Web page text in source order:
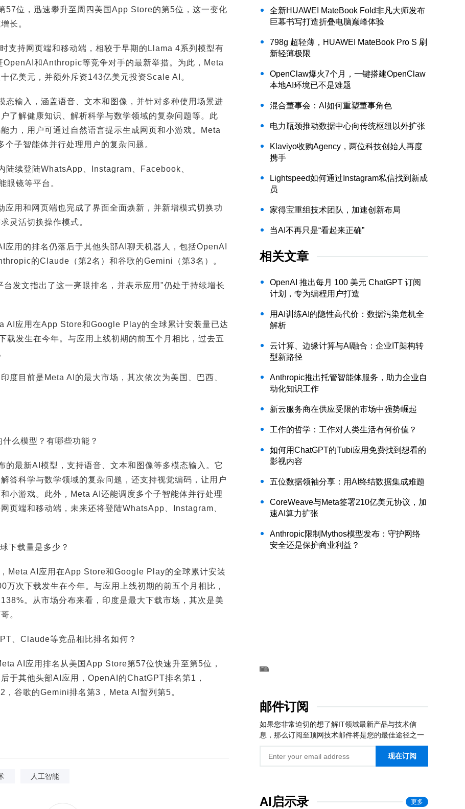
57位，迅速攀升至周四美国App Store的第5位，这一变化
长。
支持网页端和移动端，相较于早期的Llama 4系列模型有
OpenAI和Anthropic等竞争对手的最新举措。为此，Meta
亿美元，并额外斥资143亿美元投资Scale AI。
态输入，涵盖语音、文本和图像，并针对多种使用场景进
了解健康知识、解析科学与数学领域的复杂问题等。此
力，用户可通过自然语言提示生成网页和小游戏。Meta
子智能体并行处理用户的复杂问题。
陆续登陆WhatsApp、Instagram、Facebook、
眼镜等平台。
应用和网页端也完成了界面全面焕新，并新增模式切换功
灵活切换操作模式。
应用的排名仍落后于其他头部AI聊天机器人，包括OpenAI
的Claude（第2名）和谷歌的Gemini（第3名）。
发文指出了这一亮眼排名，并表示应用"仍处于持续增长
AI应用在App Store和Google Play的全球累计安装量已达
载发生在今年。与应用上线初期的前五个月相比，过去五
度目前是Meta AI的最大市场，其次依次为美国、巴西、
么模型？有哪些功能？
最新AI模型，支持语音、文本和图像等多模态输入。它
答科学与数学领域的复杂问题，还支持视觉编码，让用户
小游戏。此外，Meta AI还能调度多个子智能体并行处理
页端和移动端，未来还将登陆WhatsApp、Instagram、
下载量是多少？
Meta AI应用在App Store和Google Play的全球累计安装
万次下载发生在今年。与应用上线初期的前五个月相比，
。从市场分布来看，印度是最大下载市场，其次是美
。
、Claude等竞品相比排名如何？
AI应用排名从美国App Store第57位快速升至第5位，
于其他头部AI应用，OpenAI的ChatGPT排名第1，
谷歌的Gemini排名第3，Meta AI暂列第5。
人工智能
全新HUAWEI MateBook Fold非凡大师发布
巨幕书写打造折叠电脑巅峰体验
798g 超轻薄，HUAWEI MateBook Pro S 刷
新轻薄极限
OpenClaw爆火7个月，一键搭建OpenClaw
本地AI环境已不是难题
混合董事会：AI如何重塑董事角色
电力瓶颈推动数据中心向传统枢纽以外扩张
Klaviyo收购Agency，两位科技创始人再度
携手
Lightspeed如何通过Instagram私信找到新成
员
家得宝重组技术团队，加速创新布局
当AI不再只是“看起来正确”
相关文章
OpenAI 推出每月 100 美元 ChatGPT 订阅
计划，专为编程用户打造
用AI训练AI的隐性高代价：数据污染危机全
解析
云计算、边缘计算与AI融合：企业IT架构转
型新路径
Anthropic推出托管智能体服务，助力企业自
动化知识工作
新云服务商在供应受限的市场中强势崛起
工作的哲学：工作对人类生活有何价值？
如何用ChatGPT的Tubi应用免费找到想看的
影视内容
五位数据领袖分享：用AI终结数据集成难题
CoreWeave与Meta签署210亿美元协议，加
速AI算力扩张
Anthropic限制Mythos模型发布：守护网络
安全还是保护商业利益？
邮件订阅
如果您非常迫切的想了解IT领域最新产品与技术信
息，那么订阅至顶网技术邮件将是您的最佳途径之一
现在订阅
AI启示录 更多